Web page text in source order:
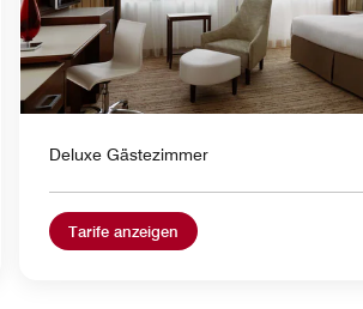
Deluxe Gästezimmer
Tarife anzeigen